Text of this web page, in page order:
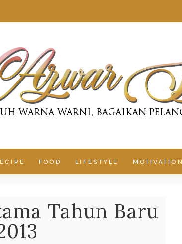
FOOD LIFESTYLE MOTIVATION
Tahun Baru